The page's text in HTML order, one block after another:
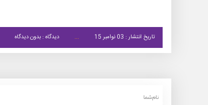
تاریخ انتشار : 03 نوامبر 15 دیدگاه : بدون دیدگاه